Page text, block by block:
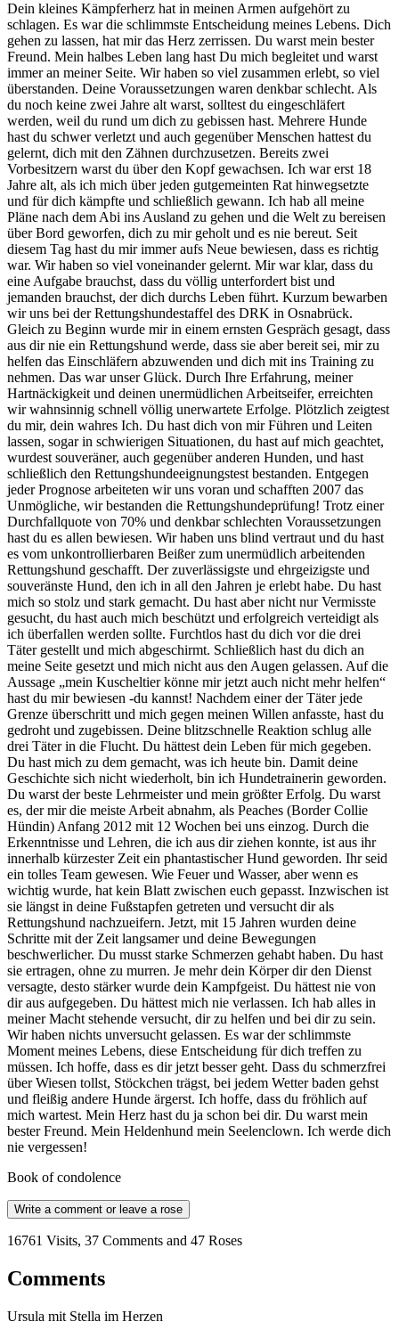
Dein kleines Kämpferherz hat in meinen Armen aufgehört zu
schlagen. Es war die schlimmste Entscheidung meines Lebens. Dich
gehen zu lassen, hat mir das Herz zerrissen. Du warst mein bester
Freund. Mein halbes Leben lang hast Du mich begleitet und warst
immer an meiner Seite. Wir haben so viel zusammen erlebt, so viel
überstanden. Deine Voraussetzungen waren denkbar schlecht. Als
du noch keine zwei Jahre alt warst, solltest du eingeschläfert
werden, weil du rund um dich zu gebissen hast. Mehrere Hunde
hast du schwer verletzt und auch gegenüber Menschen hattest du
gelernt, dich mit den Zähnen durchzusetzen. Bereits zwei
Vorbesitzern warst du über den Kopf gewachsen. Ich war erst 18
Jahre alt, als ich mich über jeden gutgemeinten Rat hinwegsetzte
und für dich kämpfte und schließlich gewann. Ich hab all meine
Pläne nach dem Abi ins Ausland zu gehen und die Welt zu bereisen
über Bord geworfen, dich zu mir geholt und es nie bereut. Seit
diesem Tag hast du mir immer aufs Neue bewiesen, dass es richtig
war. Wir haben so viel voneinander gelernt. Mir war klar, dass du
eine Aufgabe brauchst, dass du völlig unterfordert bist und
jemanden brauchst, der dich durchs Leben führt. Kurzum bewarben
wir uns bei der Rettungshundestaffel des DRK in Osnabrück.
Gleich zu Beginn wurde mir in einem ernsten Gespräch gesagt, dass
aus dir nie ein Rettungshund werde, dass sie aber bereit sei, mir zu
helfen das Einschläfern abzuwenden und dich mit ins Training zu
nehmen. Das war unser Glück. Durch Ihre Erfahrung, meiner
Hartnäckigkeit und deinen unermüdlichen Arbeitseifer, erreichten
wir wahnsinnig schnell völlig unerwartete Erfolge. Plötzlich zeigtest
du mir, dein wahres Ich. Du hast dich von mir Führen und Leiten
lassen, sogar in schwierigen Situationen, du hast auf mich geachtet,
wurdest souveräner, auch gegenüber anderen Hunden, und hast
schließlich den Rettungshundeeignungstest bestanden. Entgegen
jeder Prognose arbeiteten wir uns voran und schafften 2007 das
Unmögliche, wir bestanden die Rettungshundeprüfung! Trotz einer
Durchfallquote von 70% und denkbar schlechten Voraussetzungen
hast du es allen bewiesen. Wir haben uns blind vertraut und du hast
es vom unkontrollierbaren Beißer zum unermüdlich arbeitenden
Rettungshund geschafft. Der zuverlässigste und ehrgeizigste und
souveränste Hund, den ich in all den Jahren je erlebt habe. Du hast
mich so stolz und stark gemacht. Du hast aber nicht nur Vermisste
gesucht, du hast auch mich beschützt und erfolgreich verteidigt als
ich überfallen werden sollte. Furchtlos hast du dich vor die drei
Täter gestellt und mich abgeschirmt. Schließlich hast du dich an
meine Seite gesetzt und mich nicht aus den Augen gelassen. Auf die
Aussage „mein Kuscheltier könne mir jetzt auch nicht mehr helfen“
hast du mir bewiesen -du kannst! Nachdem einer der Täter jede
Grenze überschritt und mich gegen meinen Willen anfasste, hast du
gedroht und zugebissen. Deine blitzschnelle Reaktion schlug alle
drei Täter in die Flucht. Du hättest dein Leben für mich gegeben.
Du hast mich zu dem gemacht, was ich heute bin. Damit deine
Geschichte sich nicht wiederholt, bin ich Hundetrainerin geworden.
Du warst der beste Lehrmeister und mein größter Erfolg. Du warst
es, der mir die meiste Arbeit abnahm, als Peaches (Border Collie
Hündin) Anfang 2012 mit 12 Wochen bei uns einzog. Durch die
Erkenntnisse und Lehren, die ich aus dir ziehen konnte, ist aus ihr
innerhalb kürzester Zeit ein phantastischer Hund geworden. Ihr seid
ein tolles Team gewesen. Wie Feuer und Wasser, aber wenn es
wichtig wurde, hat kein Blatt zwischen euch gepasst. Inzwischen ist
sie längst in deine Fußstapfen getreten und versucht dir als
Rettungshund nachzueifern. Jetzt, mit 15 Jahren wurden deine
Schritte mit der Zeit langsamer und deine Bewegungen
beschwerlicher. Du musst starke Schmerzen gehabt haben. Du hast
sie ertragen, ohne zu murren. Je mehr dein Körper dir den Dienst
versagte, desto stärker wurde dein Kampfgeist. Du hättest nie von
dir aus aufgegeben. Du hättest mich nie verlassen. Ich hab alles in
meiner Macht stehende versucht, dir zu helfen und bei dir zu sein.
Wir haben nichts unversucht gelassen. Es war der schlimmste
Moment meines Lebens, diese Entscheidung für dich treffen zu
müssen. Ich hoffe, dass es dir jetzt besser geht. Dass du schmerzfrei
über Wiesen tollst, Stöckchen trägst, bei jedem Wetter baden gehst
und fleißig andere Hunde ärgerst. Ich hoffe, dass du fröhlich auf
mich wartest. Mein Herz hast du ja schon bei dir. Du warst mein
bester Freund. Mein Heldenhund mein Seelenclown. Ich werde dich
nie vergessen!
Book of condolence
Write a comment or leave a rose
16761 Visits, 37 Comments and 47 Roses
Comments
Ursula mit Stella im Herzen